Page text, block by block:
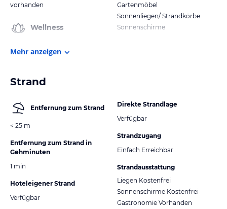
vorhanden
Wellness
Gartenmöbel
Sonnenliegen/ Strandkörbe
Sonnenschirme
Mehr anzeigen
Strand
Entfernung zum Strand
< 25 m
Entfernung zum Strand in
Gehminuten
1 min
Hoteleigener Strand
Verfügbar
Direkte Strandlage
Verfügbar
Strandzugang
Einfach Erreichbar
Strandausstattung
Liegen Kostenfrei
Sonnenschirme Kostenfrei
Gastronomie Vorhanden